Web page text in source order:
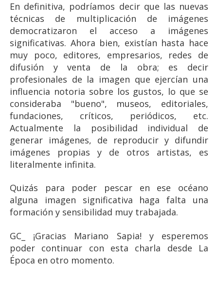
En definitiva, podríamos decir que las nuevas
técnicas de multiplicación de imágenes
democratizaron el acceso a imágenes
significativas. Ahora bien, existían hasta hace
muy poco, editores, empresarios, redes de
difusión y venta de la obra; es decir
profesionales de la imagen que ejercían una
influencia notoria sobre los gustos, lo que se
consideraba "bueno", museos, editoriales,
fundaciones, críticos, periódicos, etc.
Actualmente la posibilidad individual de
generar imágenes, de reproducir y difundir
imágenes propias y de otros artistas, es
literalmente infinita.
Quizás para poder pescar en ese océano
alguna imagen significativa haga falta una
formación y sensibilidad muy trabajada.
GC_ ¡Gracias Mariano Sapia! y esperemos
poder continuar con esta charla desde La
Época en otro momento.